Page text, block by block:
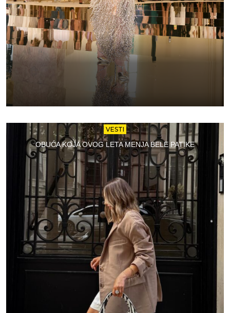
VESTI
OBUĆA KOJA OVOG LETA MENJA BELE PATIKE